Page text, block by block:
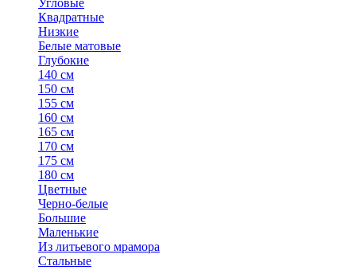
Угловые
Квадратные
Низкие
Белые матовые
Глубокие
140 см
150 см
155 см
160 см
165 см
170 см
175 см
180 см
Цветные
Черно-белые
Большие
Маленькие
Из литьевого мрамора
Стальные